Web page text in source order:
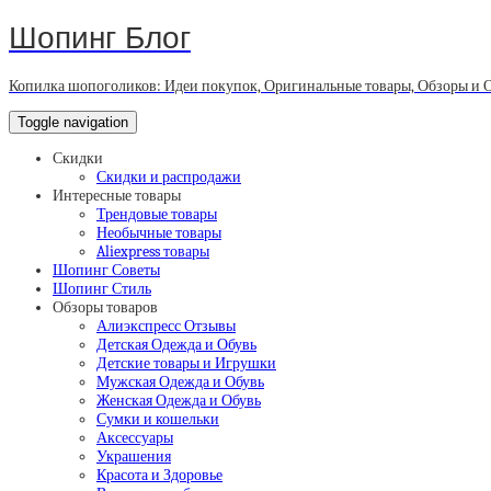
Шопинг Блог
Копилка шопоголиков: Идеи покупок, Оригинальные товары, Обзоры и
Toggle navigation
Скидки
Скидки и распродажи
Интересные товары
Трендовые товары
Необычные товары
Aliexpress товары
Шопинг Советы
Шопинг Стиль
Обзоры товаров
Алиэкспресс Отзывы
Детская Одежда и Обувь
Детские товары и Игрушки
Мужская Одежда и Обувь
Женская Одежда и Обувь
Сумки и кошельки
Аксессуары
Украшения
Красота и Здоровье